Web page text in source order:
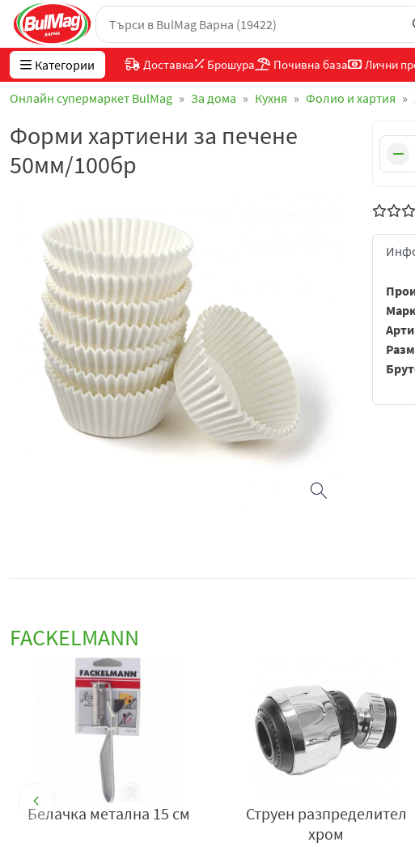
Категории Доставка Брошура Почивна база Лични
Онлайн супермаркет BulMag За дома Кухня Фолио и хартия
Форми хартиени за печене
50мм/100бр
FACKELMANN
палачинки кован
Надлъжна белачка 18cm